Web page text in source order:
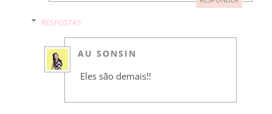
RESPOSTAS
AU SONSIN
Eles são demais!!